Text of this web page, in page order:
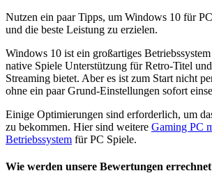
Nutzen ein paar Tipps, um Windows 10 für
und die beste Leistung zu erzielen.
Windows 10 ist ein großartiges
native Spiele Unterstützung für Retro-Titel
Streaming bietet. Aber es ist zum Start nicht
ohne ein paar Grund-Einstellungen sofort
Einige Optimierungen sind erforderlich, um
zu bekommen. Hier sind weitere Gaming PC
Betriebssystem für PC Spiele.
Wie werden unsere Bewertungen